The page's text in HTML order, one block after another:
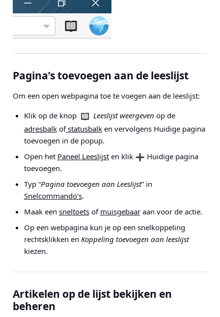
Pagina’s toevoegen aan de leeslijst
Om een open webpagina toe te voegen aan de leeslijst:
Klik op de knop
Leeslijst weergeven op de
adresbalkofstatusbalken vervolgens Huidige pagina
toevoegen in de popup.
Open het Paneel Leeslijsten klik
Huidige pagina
toevoegen.
Typ “Pagina toevoegen aan Leeslijst” in
Snelcommando’s.
Maak een sneltoetsof muisgebaaraan voor de actie.
Op een webpagina kun je op een snelkoppeling
rechtsklikken en Koppeling toevoegen aan leeslijst
kiezen.
Artikelen op de lijst bekijken en
beheren